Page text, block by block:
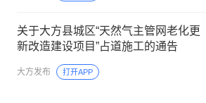
关于大方县城区“天然气主管网老化更
新改造建设项目”占道施工的通告
大方发布 打开APP